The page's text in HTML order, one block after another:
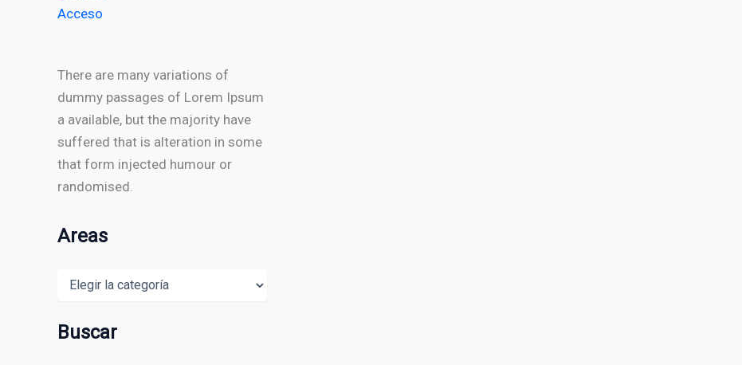
Acceso
There are many variations of
dummy passages of Lorem Ipsum
a available, but the majority have
suffered that is alteration in some
that form injected humour or
randomised.
Areas
Buscar